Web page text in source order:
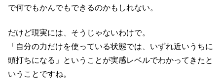
で何でもかんでもできるのかもしれない。
だけど現実には、そうじゃないわけで。
「自分の力だけを使っている状態では、いずれ近いうちに
頭打ちになる」ということが実感レベルでわかってきたと
いうことですね。